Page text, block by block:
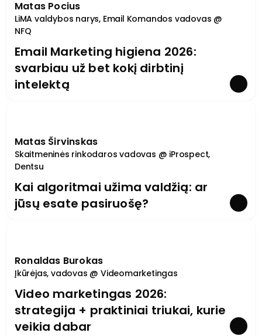
Matas Pocius
LiMA valdybos narys, Email Komandos vadovas @
NFQ
Email Marketing higiena 2026:
svarbiau už bet kokį dirbtinį
intelektą
Matas Širvinskas
Skaitmeninės rinkodaros vadovas @ iProspect,
Dentsu
Kai algoritmai užima valdžią: ar
jūsų esate pasiruošę?
Ronaldas Burokas
Įkūrėjas, vadovas @ Videomarketingas
Video marketingas 2026:
strategija + praktiniai triukai, kurie
veikia dabar